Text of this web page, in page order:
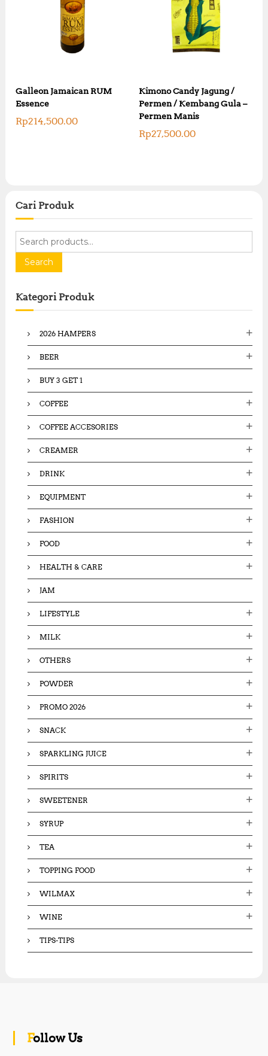
Galleon Jamaican RUM
Essence
Rp214,500.00
Kimono Candy Jagung /
Permen / Kembang Gula –
Permen Manis
Rp27,500.00
Cari Produk
r
h
f
Search
Kategori Produk
2026 HAMPERS
BEER
BUY 3 GET 1
COFFEE
COFFEE ACCESORIES
CREAMER
DRINK
EQUIPMENT
FASHION
FOOD
HEALTH & CARE
JAM
LIFESTYLE
MILK
OTHERS
POWDER
PROMO 2026
SNACK
SPARKLING JUICE
SPIRITS
SWEETENER
SYRUP
TEA
TOPPING FOOD
WILMAX
WINE
TIPS-TIPS
Follow Us